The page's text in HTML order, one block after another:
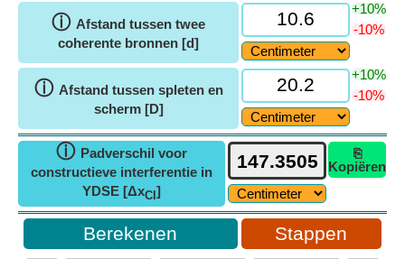
ⓘ Afstand tussen twee
coherente bronnen [d]
+10%
-10%
ⓘ Afstand tussen spleten en
scherm [D]
+10%
-10%
ⓘ Padverschil voor
constructieve interferentie in
YDSE [ΔxCI ]
⎘
Kopiëren
Stappen